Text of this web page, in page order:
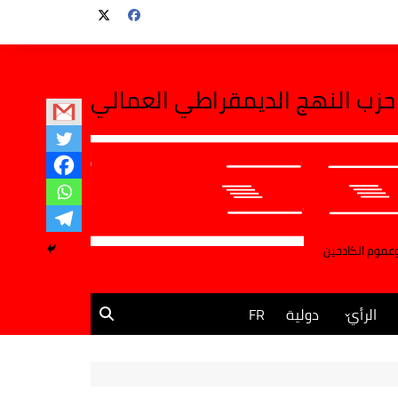
حزب النهج الديمقراطي العمالي
الكادحين
الرأي دولية FR